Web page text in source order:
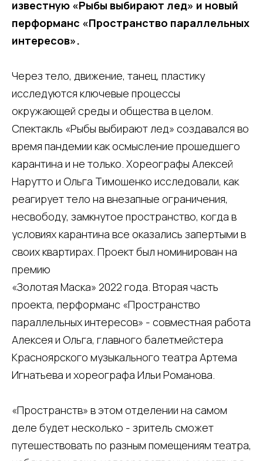
известную «Рыбы выбирают лед» и новый
перформанс «Пространство параллельных
интересов».
Через тело, движение, танец, пластику
исследуются ключевые процессы
окружающей среды и общества в целом.
Спектакль «Рыбы выбирают лед» создавался во
время пандемии как осмысление прошедшего
карантина и не только. Хореографы Алексей
Нарутто и Ольга Тимошенко исследовали, как
реагирует тело на внезапные ограничения,
несвободу, замкнутое пространство, когда в
условиях карантина все оказались запертыми в
своих квартирах. Проект был номинирован на
премию
«Золотая Маска» 2022 года. Вторая часть
проекта, перформанс «Пространство
параллельных интересов» - совместная работа
Алексея и Ольга, главного балетмейстера
Красноярского музыкального театра Артема
Игнатьева и хореографа Ильи Романова.
«Пространств» в этом отделении на самом
деле будет несколько - зритель сможет
путешествовать по разным помещениям театра,